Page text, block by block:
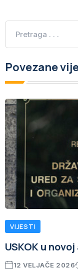
Povezane
VIJESTI
USKOK u
12 VELJAČE 2026